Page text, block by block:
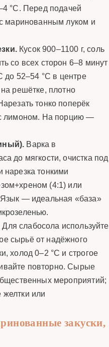
°C. Перед подачей
маринованным луком и
Кусок 900–1100 г, соль
со всех сторон 6–8 минут
до 52–54 °C в центре
решётке, плотно
тонко поперёк
лимоном. На порцию —
Варка в
до мягкости, очистка под
тонкими
(4:1) или
— идеальная «база»
Для слабосола используйте
сырьё от надёжного
холод 0–2 °C и строгое
повторно. Сырые
мероприятий;
желтки или
закуски,